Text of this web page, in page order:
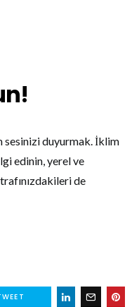
sesinizi duyurmak. İklim
edinin, yerel ve
de